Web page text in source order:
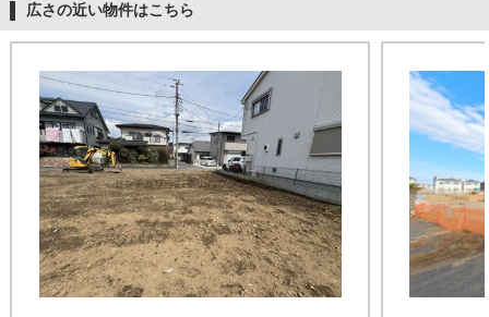
広さの近い物件はこちら